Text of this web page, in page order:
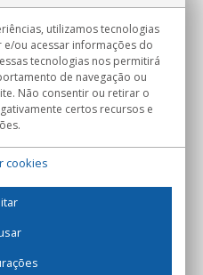
Santa Perpètua de Mogoda
utilizamos tecnologias
ou acessar informações do
tecnologias nos permitirá
de navegação ou
Não consentir ou retirar o
certos recursos e
cookies